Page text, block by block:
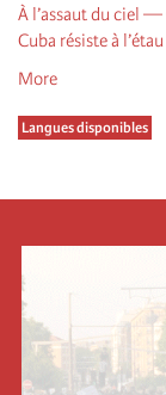
À l’assaut du ciel
Cuba résiste à
More
Langues disponibles